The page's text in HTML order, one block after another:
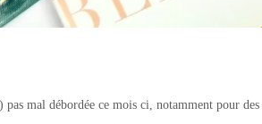
mal débordée ce mois ci, notamment pour des